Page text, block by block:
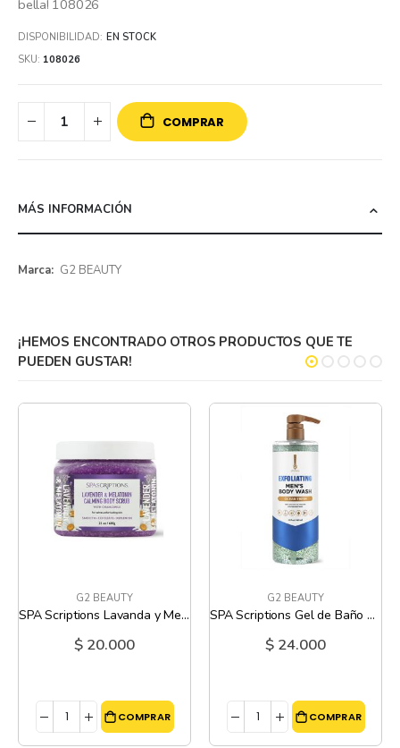
bella! 108026
DISPONIBILIDAD: EN STOCK
SKU 108026
COMPRAR
MÁS INFORMACIÓN
Más
G2 BEAUTY
¡HEMOS ENCONTRADO OTROS PRODUCTOS QUE TE
PUEDEN GUSTAR!
G2 BEAUTY
SPA Scriptions Lavanda y Melatonina - 600 Gr
$ 20.000
COMPRAR
G2 BEAUTY
SPA Scriptions Gel de Baño Exfoliante Oceano Fresco - 980 Ml
$ 24.000
COMPRAR